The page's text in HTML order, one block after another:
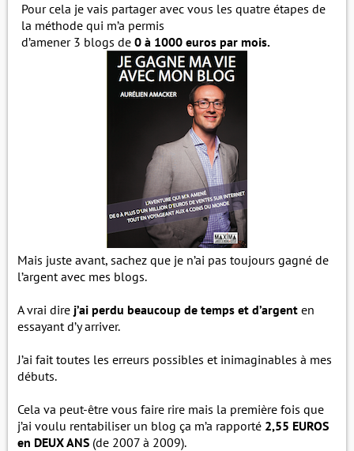
Pour cela je vais partager avec vous les quatre étapes de
la méthode qui m’a permis
d’amener 3 blogs de 0 à 1000 euros par mois.
Mais juste avant, sachez que je n’ai pas toujours gagné de
l’argent avec mes blogs.
A vrai dire j’ai perdu beaucoup de temps et d’argent en
essayant d’y arriver.
J’ai fait toutes les erreurs possibles et inimaginables à mes
débuts.
Cela va peut-être vous faire rire mais la première fois que
j’ai voulu rentabiliser un blog ça m’a rapporté 2,55 EUROS
en DEUX ANS (de 2007 à 2009).